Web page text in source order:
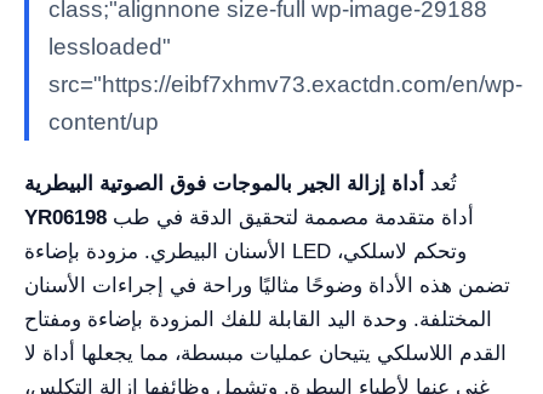
class;"alignnone size-full wp-image-29188
lessloaded"
src="https://eibf7xhmv73.exactdn.com/en/wp-
content/up
تُعد أداة إزالة الجير بالموجات فوق الصوتية البيطرية
YR06198
الأسنان البيطري. مزودة بإضاءة LED وتحكم لاسلكي،
تضمن هذه الأداة وضوحًا مثاليًا وراحة في إجراءات الأسنان
المختلفة. وحدة اليد القابلة للفك المزودة بإضاءة ومفتاح
القدم اللاسلكي يتيحان عمليات مبسطة، مما يجعلها أداة لا
غنى عنها لأطباء البيطرة. وتشمل وظائفها إزالة التكلس،